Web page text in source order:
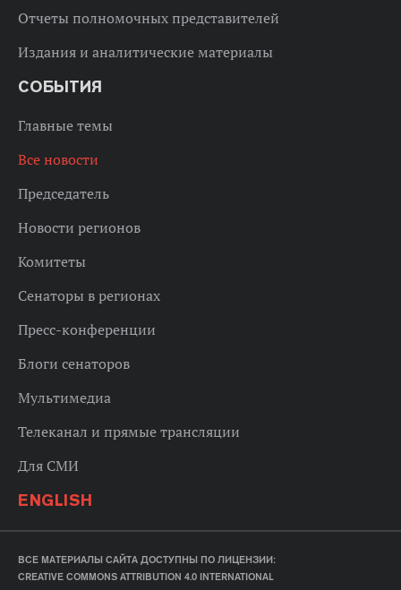
Отчеты полномочных представителей
Издания и аналитические материалы
СОБЫТИЯ
Главные темы
Все новости
Председатель
Новости регионов
Комитеты
Сенаторы в регионах
Пресс-конференции
Блоги сенаторов
Мультимедиа
Телеканал и прямые трансляции
Для СМИ
ENGLISH
ВСЕ МАТЕРИАЛЫ САЙТА ДОСТУПНЫ ПО ЛИЦЕНЗИИ:
CREATIVE COMMONS ATTRIBUTION 4.0 INTERNATIONAL